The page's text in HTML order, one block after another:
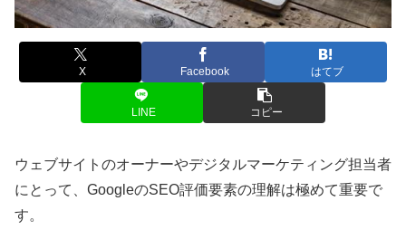
X Facebook はてブ
LINE コピー
ウェブサイトのオーナーやデジタルマーケティング担当者
にとって、GoogleのSEO評価要素の理解は極めて重要で
す。